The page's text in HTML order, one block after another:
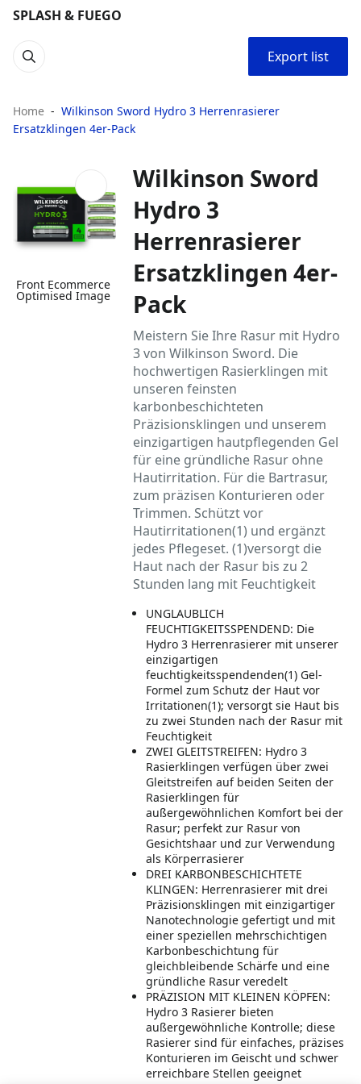
SPLASH & FUEGO
Export list
Home
Wilkinson Sword Hydro 3 Herrenrasierer
Ersatzklingen 4er-Pack
Front Ecommerce
Optimised Image
Wilkinson Sword
Hydro 3
Herrenrasierer
Ersatzklingen 4er-
Pack
Meistern Sie Ihre Rasur mit Hydro
3 von Wilkinson Sword. Die
hochwertigen Rasierklingen mit
unseren feinsten
karbonbeschichteten
Präzisionsklingen und unserem
einzigartigen hautpflegenden Gel
für eine gründliche Rasur ohne
Hautirritation. Für die Bartrasur,
zum präzisen Konturieren oder
Trimmen. Schützt vor
Hautirritationen(1) und ergänzt
jedes Pflegeset. (1)versorgt die
Haut nach der Rasur bis zu 2
Stunden lang mit Feuchtigkeit
UNGLAUBLICH
FEUCHTIGKEITSSPENDEND: Die
Hydro 3 Herrenrasierer mit unserer
einzigartigen
feuchtigkeitsspendenden(1) Gel-
Formel zum Schutz der Haut vor
Irritationen(1); versorgt sie Haut bis
zu zwei Stunden nach der Rasur mit
Feuchtigkeit
ZWEI GLEITSTREIFEN: Hydro 3
Rasierklingen verfügen über zwei
Gleitstreifen auf beiden Seiten der
Rasierklingen für
außergewöhnlichen Komfort bei der
Rasur; perfekt zur Rasur von
Gesichtshaar und zur Verwendung
als Körperrasierer
DREI KARBONBESCHICHTETE
KLINGEN: Herrenrasierer mit drei
Präzisionsklingen mit einzigartiger
Nanotechnologie gefertigt und mit
einer speziellen mehrschichtigen
Karbonbeschichtung für
gleichbleibende Schärfe und eine
gründliche Rasur veredelt
PRÄZISION MIT KLEINEN KÖPFEN:
Hydro 3 Rasierer bieten
außergewöhnliche Kontrolle; diese
Rasierer sind für einfaches, präzises
Konturieren im Geischt und schwer
erreichbare Stellen geeignet